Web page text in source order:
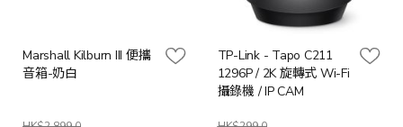
Marshall Kilburn III 便攜
音箱-奶白
TP-Link - Tapo C211
1296P / 2K 旋轉式 Wi-Fi
攝錄機 / IP CAM